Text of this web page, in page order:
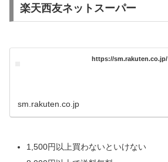
楽天西友ネットスーパー
https://sm.rakuten.co.jp/
sm.rakuten.co.jp
1,500円以上買わないといけない